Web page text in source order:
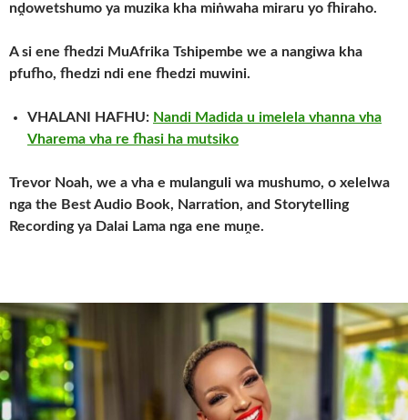
nḓowetshumo ya muzika kha miṅwaha miraru yo fhiraho.
A si ene fhedzi MuAfrika Tshipembe we a nangiwa kha
pfufho, fhedzi ndi ene fhedzi muwini.
VHALANI HAFHU: Nandi Madida u imelela vhanna vha
Vharema vha re fhasi ha mutsiko
Trevor Noah, we a vha e mulanguli wa mushumo, o xelelwa
nga the Best Audio Book, Narration, and Storytelling
Recording ya Dalai Lama nga ene muṋe.